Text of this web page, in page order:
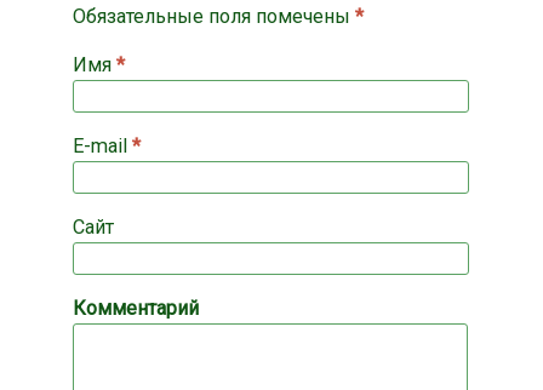
Обязательные поля помечены *
Имя *
E-mail *
Сайт
Комментарий